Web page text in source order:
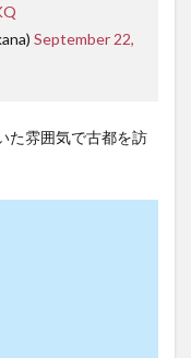
September 22,
た雰囲気で古都を訪